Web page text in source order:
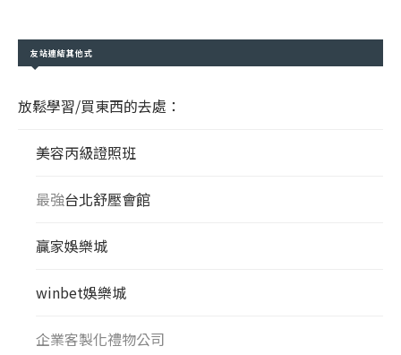
友站連結其他式
放鬆學習/買東西的去處：
美容丙級證照班
最強台北舒壓會館
贏家娛樂城
winbet娛樂城
企業客製化禮物公司